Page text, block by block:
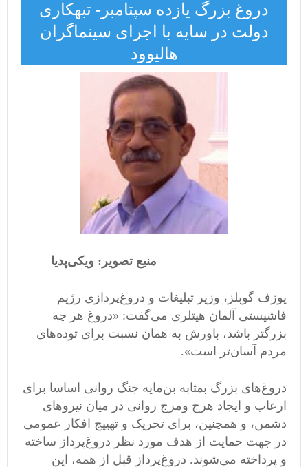
دروغ بزرگ یازده سپتامبر- تبهکاری
دولت در سایه با اجرای سینماگران
هالیوود
منبع تصویر: ویکی‌پدیا
یوزف گوبلز، وزیر تبلیغات و دروغ‌پردازی رژیم
فاشیستی آلمان هیتلری می‌گفت: «دروغ هر چه
بزرگتر باشد، باورش به همان نسبت برای توده‌های
مردم آسان‌تر است».
دروغ‌های بزرگ بمثابه بن‌مایه جنگ روانی اساسا برای
ارعاب و ایجاد هرج‌ ومرج روانی در میان نیروهای
دشمن، و همچنین، برای تحریک و تهییج افکار عمومی
در جهت حمایت از هدف مورد نظر دروغ‌پرداز ساخته
و پرداخته می‌شوند. دروغ‌پرداز قبل از همه، این